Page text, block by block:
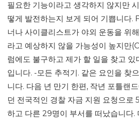
필요한 기능이라고 생각하지 않지만
떻게 발전하는지 보게 되어 기쁩니다.
너나 사이클리스트가 야외 운동을 위
라고 예상하지 않을 가능성이 높지만
럼에도 불구하고 제가 할 일을 찾고 있
입니다. -모든 추적기. 같은 요인을 찾
니다. 다음 년 만기 한편, 작년 포틀랜
던 전국적인 경찰 자금 지원 요청으로
하고 다른 29명이 부서를 떠났습니다.